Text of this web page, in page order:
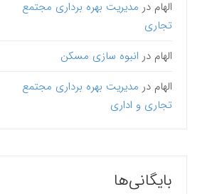
الهام در مدیریت بهره برداری مجتمع
تجاری
الهام در انبوه سازی مسکن
الهام در مدیریت بهره برداری مجتمع
تجاری و اداری
بایگانی‌ها